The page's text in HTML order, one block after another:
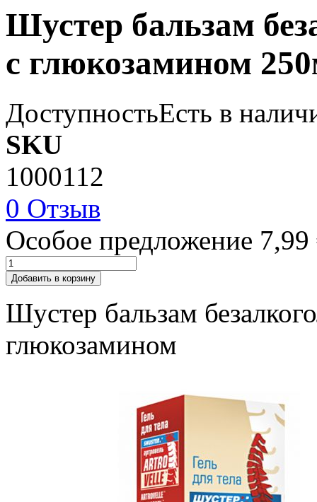
Шустер бальзам
с глюкозамином
ДоступностьЕсть в
SKU
1000112
0 Отзыв
Особое предложение 7,99
Добавить в корзину
Шустер бальзам
глюкозамином